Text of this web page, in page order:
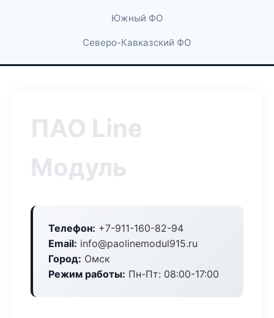
Южный ФО
Северо-Кавказский ФО
ПАО Line
Модуль
Телефон: +7-911-160-82-94
Email: info@paolinemodul915.ru
Город: Омск
Режим работы: Пн-Пт: 08:00-17:00